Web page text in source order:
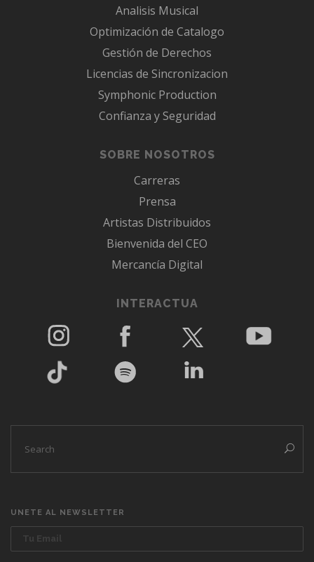
Analisis Musical
Optimización de Catalogo
Gestión de Derechos
Licencias de Sincronizacion
Symphonic Production
Confianza y Seguridad
SOBRE NOSOTROS
Carreras
Prensa
Artistas Distribuidos
Bienvenida del CEO
Mercancía Digital
INTERACTUA
UNETE AL NEWSLETTER